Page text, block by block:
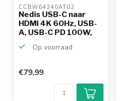
CCBW64240AT02
Nedis USB-C naar
HDMI 4K 60Hz, USB-
A, USB-C PD 100W,
Op voorraad
€79,99